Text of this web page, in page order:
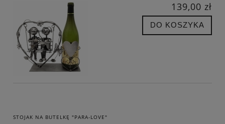
139,00 zł
DO KOSZYKA
STOJAK NA BUTELKĘ "PARA-LOVE"